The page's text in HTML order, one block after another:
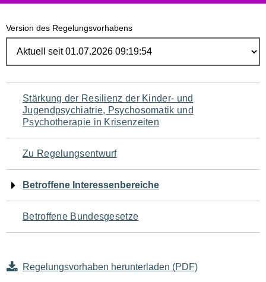
Version des Regelungsvorhabens
Navigation
für
den
Seiteninhalt
Stärkung der Resilienz der Kinder- und
Jugendpsychiatrie, Psychosomatik und
Psychotherapie in Krisenzeiten
Zu Regelungsentwurf
Betroffene Interessenbereiche
Betroffene Bundesgesetze
Regelungsvorhaben herunterladen (PDF)